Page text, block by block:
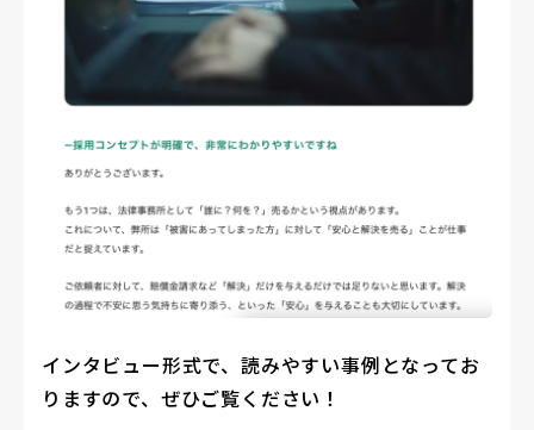
インタビュー形式で、読みやすい事例となってお
りますので、ぜひご覧ください！